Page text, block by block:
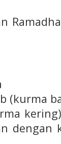
(kurma
dengan